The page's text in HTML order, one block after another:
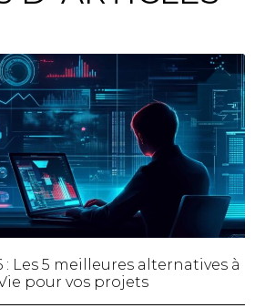
Les 5 meilleures alternatives à
pour vos projets